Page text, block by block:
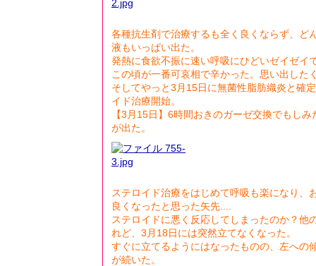
各種抗生剤で治療するも全く良くならず、ど
液もいっぱい出た。
発熱に食欲不振に速い呼吸にひどいゼイゼイ
この頃が一番可哀相で辛かった。思い出した
そしてやっと3月15日に無菌性脂肪織炎と確
イド治療開始。
【3月15日】6時間おきのガーゼ交換でもし
が出た。
ステロイド治療をはじめて呼吸も楽になり、
良くなったと思った矢先....
ステロイドに悪く反応してしまったのか？他
れど、3月18日には突然立てなくなった。
すぐに立てるようにはなったものの、左への
が続いた。